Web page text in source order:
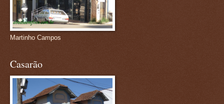
Martinho Campos
Casarão